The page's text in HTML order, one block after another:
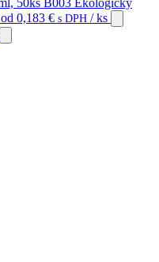
Ekologický
od 0,183 € s DPH / ks